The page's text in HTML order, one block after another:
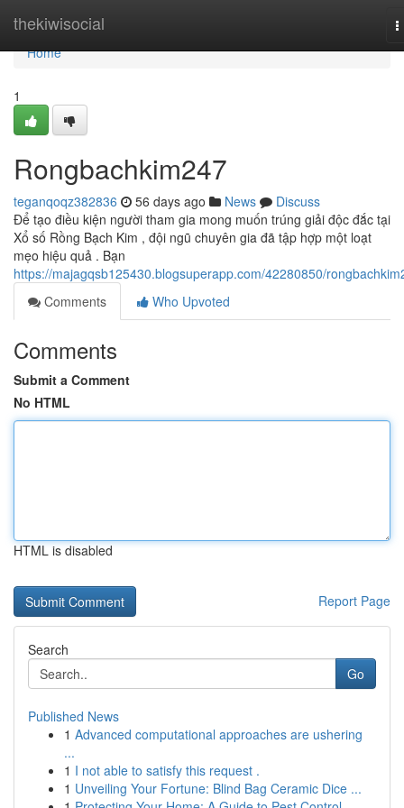
thekiwisocial
Home
Home
1
Rongbachkim247
teganqoqz382836 56 days ago News
Discuss
Để tạo điều kiện người tham gia mong muốn trúng giải độc đắc tại
Xổ số Rồng Bạch Kim , đội ngũ chuyên gia đã tập hợp một loạt
mẹo hiệu quả . Bạn
https://majagqsb125430.blogsuperapp.com/42280850/
Comments
Who Upvoted
Comments
Submit a Comment
No HTML
HTML is disabled
Report Page
Search
Go
Published News
1 Advanced computational approaches are ushering
...
1 I not able to satisfy this request .
1 Unveiling Your Fortune: Blind Bag Ceramic Dice ...